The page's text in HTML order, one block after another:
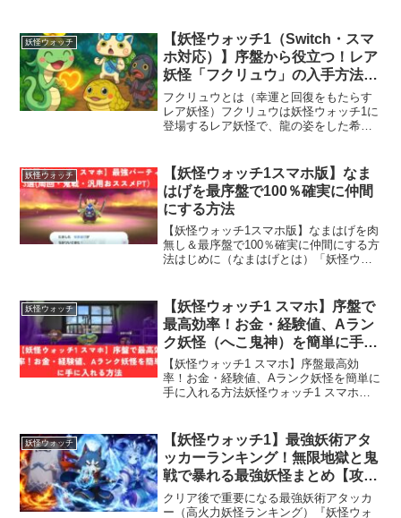
率を飛躍的に高めます。この記事では、
最強装備ランキングTO...
妖怪ウォッチ
【妖怪ウォッチ1（Switch・スマ
ホ対応）】序盤から役立つ！レア
妖怪「フクリュウ」の入手方法と
育成完全ガイド【攻略】
フクリュウとは（幸運と回復をもたらす
レア妖怪）フクリュウは妖怪ウォッチ1に
登場するレア妖怪で、龍の姿をした希少
ふくスマイル」を持つためヒーラーとし
て非常に優秀です。また...
妖怪ウォッチ
【妖怪ウォッチ1スマホ版】なま
はげを最序盤で100％確実に仲間
にする方法
【妖怪ウォッチ1スマホ版】なまはげを肉
無し＆最序盤で100％確実に仲間にする方
法はじめに（なまはげとは）「妖怪ウォ
トーリーを進めないと仲間にしにくく、
中盤以降の入手が...
妖怪ウォッチ
【妖怪ウォッチ1 スマホ】序盤で
最高効率！お金・経験値、Aラン
ク妖怪（へこ鬼神）を簡単に手に
入れる方法
【妖怪ウォッチ1 スマホ】序盤最高効
率！お金・経験値、Aランク妖怪を簡単に
手に入れる方法妖怪ウォッチ1 スマホ版
になるところです。本記事では、序盤で
もAランク妖怪を簡単...
妖怪ウォッチ
【妖怪ウォッチ1】最強妖術アタ
ッカーランキング！無限地獄と鬼
戦で暴れる最強妖怪まとめ【攻
略】
クリア後で重要になる最強妖術アタッカ
ー（高火力妖怪ランキング）『妖怪ウォ